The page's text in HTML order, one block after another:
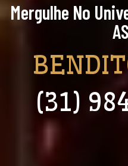
Mergulhe No
(31)